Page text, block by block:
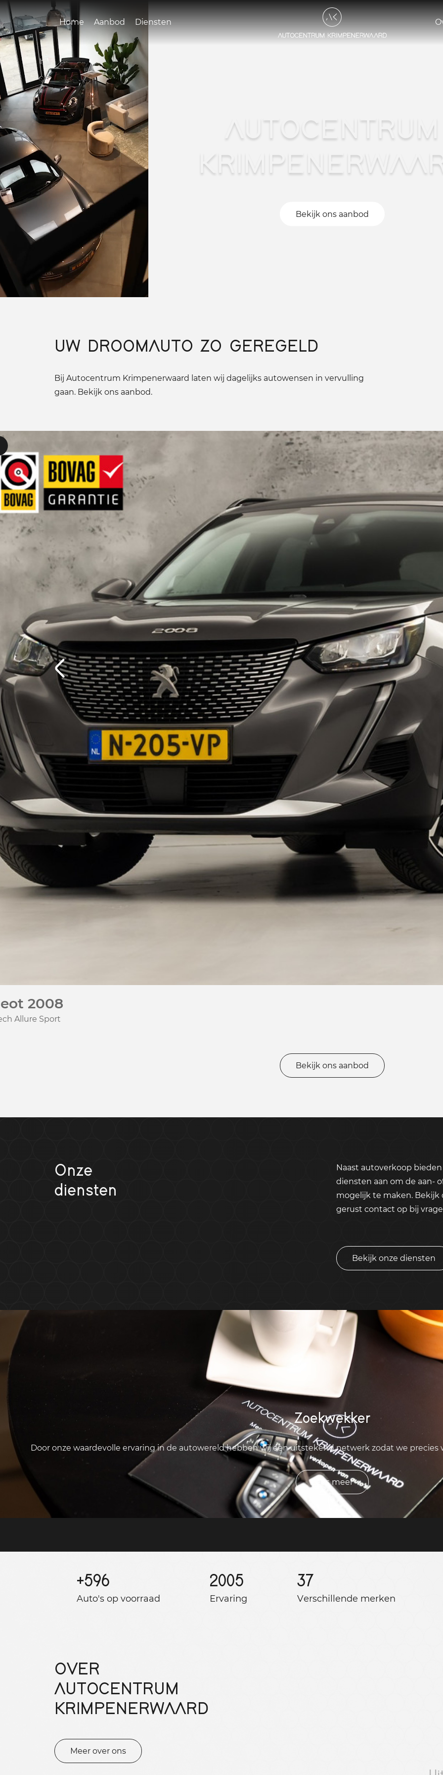
Home Aanbod Diensten
AUTOCENTRUM
Bekijk ons aanbod
UW DROOMAUTO ZO GEREGELD
Bij Autocentrum Krimpenerwaard laten wij dagelijks autowensen in vervulling
gaan. Bekijk ons aanbod.
2008
Allure Sport
Bekijk ons aanbod
Onze
diensten
Naast autoverkoop
diensten aan om de aan-
mogelijk te maken. Bekijk
gerust contact op bij
Bekijk onze diensten
Zoekwekker
Door onze waardevolle ervaring in de autowereld hebben wij een uitstekend netwerk zodat we
Lees meer
+596
Auto's op voorraad
2005
Ervaring
37
Verschillende merken
OVER
AUTOCENTRUM
KRIMPENERWAARD
Meer over ons